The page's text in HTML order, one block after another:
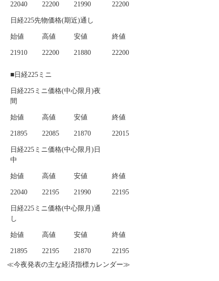
22040 22200 21990 22200
日経225先物価格(期近)通し
始値 高値 安値 終値
21910 22200 21880 22200
■日経225ミニ
日経225ミニ価格(中心限月)夜
間
始値 高値 安値 終値
21895 22085 21870 22015
日経225ミニ価格(中心限月)日
中
始値 高値 安値 終値
22040 22195 21990 22195
日経225ミニ価格(中心限月)通
し
始値 高値 安値 終値
21895 22195 21870
22195
≪今夜発表の主な経済指標カレンダー≫